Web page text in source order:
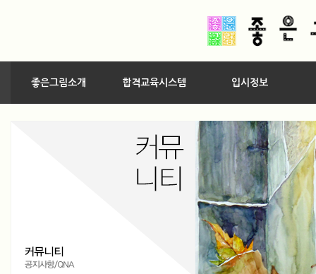
좋은그림소개 합격교육시스템 입시정보